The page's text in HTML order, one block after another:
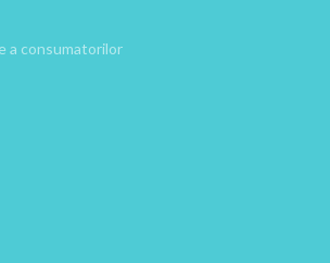
a consumatorilor